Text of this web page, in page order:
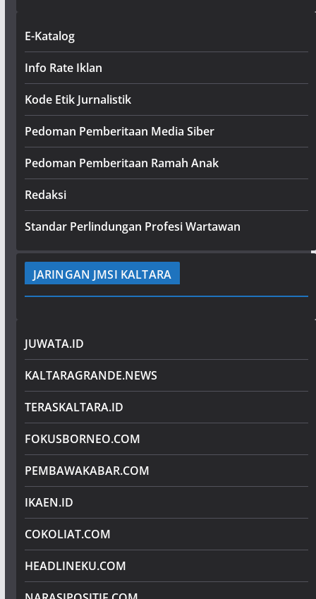
E-Katalog
Info Rate Iklan
Kode Etik Jurnalistik
Pedoman Pemberitaan Media Siber
Pedoman Pemberitaan Ramah Anak
Redaksi
Standar Perlindungan Profesi Wartawan
JARINGAN JMSI KALTARA
JUWATA.ID
KALTARAGRANDE.NEWS
TERASKALTARA.ID
FOKUSBORNEO.COM
PEMBAWAKABAR.COM
IKAEN.ID
COKOLIAT.COM
HEADLINEKU.COM